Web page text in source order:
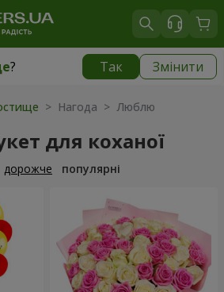
? Так Змінити
|
> Нагода > Люблю
для коханої
дорожче популярні